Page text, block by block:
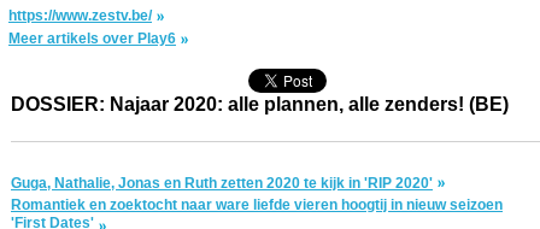
https://www.zestv.be/
Meer artikels over Play6
DOSSIER: Najaar 2020: alle plannen, alle zenders! (BE)
Guga, Nathalie, Jonas en Ruth zetten 2020 te kijk in 'RIP 2020'
Romantiek en zoektocht naar ware liefde vieren hoogtij in nieuw seizoen
'First Dates'